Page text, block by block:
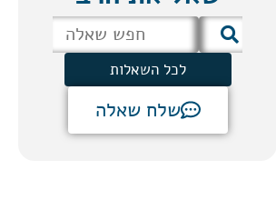
לכל השאלות
שלח שאלה